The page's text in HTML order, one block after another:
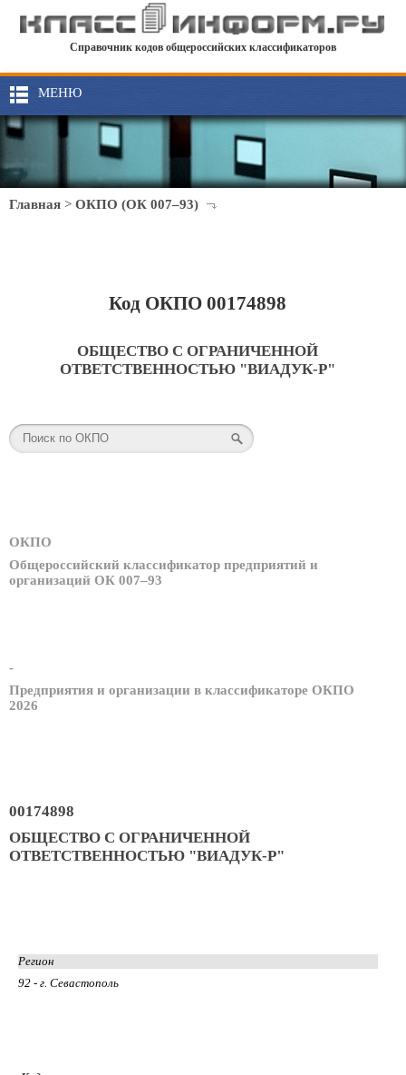
Справочник кодов общероссийских классификаторов
МЕНЮ
Главная > ОКПО (ОК 007–93)
Код ОКПО 00174898
ОБЩЕСТВО С ОГРАНИЧЕННОЙ
ОТВЕТСТВЕННОСТЬЮ "ВИАДУК-Р"
ОКПО
Общероссийский классификатор предприятий и
организаций ОК 007–93
-
Предприятия и организации в классификаторе ОКПО
2026
00174898
ОБЩЕСТВО С ОГРАНИЧЕННОЙ
ОТВЕТСТВЕННОСТЬЮ "ВИАДУК-Р"
Регион
92 - г. Севастополь